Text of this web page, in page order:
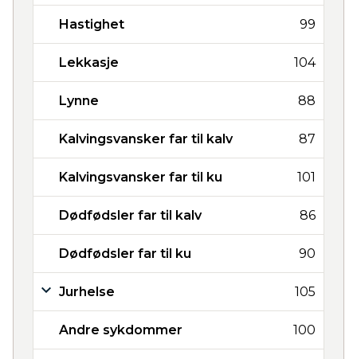
Hastighet 99
Lekkasje 104
Lynne 88
Kalvingsvansker far til kalv 87
Kalvingsvansker far til ku 101
Dødfødsler far til kalv 86
Dødfødsler far til ku 90
Jurhelse 105
Andre sykdommer 100